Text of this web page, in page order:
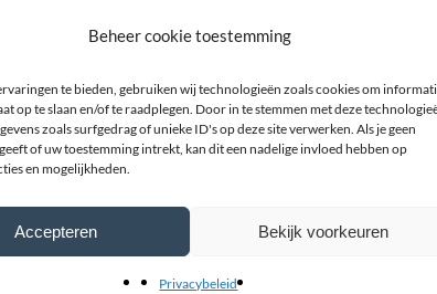
Beheer cookie toestemming
te bieden, gebruiken wij technologieën zoals cookies om
op te slaan en/of te raadplegen. Door in te stemmen met deze
zoals surfgedrag of unieke ID's op deze site verwerken. Als je geen
of uw toestemming intrekt, kan dit een nadelige invloed hebben op
en mogelijkheden.
Accepteren Bekijk voorkeuren
Privacybeleid
pees in het menselijk lichaam. Bij de meeste mensen is
hier klachten aan ontstaan.
een verzamelterm voor pijnklachten aan de achillespees. Er
Maar de voornaamste oorzaak is toch meestal een
aan de achillespees, vaak is er sprake langdurige of steeds
en zwelling ontstaat. Dit noemen we een
aan zwelling, roodheid, warmte en pijn. Om de schade als